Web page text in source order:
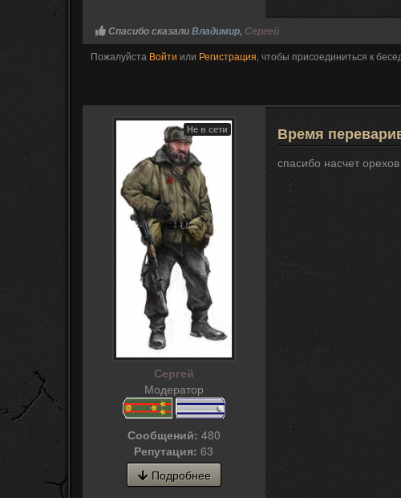
Спасибо сказалиВладимир, Сергей
Пожалуйста Войти или Регистрация, чтобы присоединиться к
Не в сети
Сергей
Модератор
Сообщений: 480
Репутация: 63
Подробнее
Время
спасибо насчет